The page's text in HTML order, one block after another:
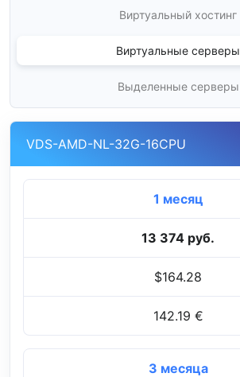
Виртуальный хостинг
Виртуальные серверы
Выделенные серверы
VDS-AMD-NL-32G-16CPU
1 месяц
13 374 руб.
$164.28
142.19 €
3 месяца